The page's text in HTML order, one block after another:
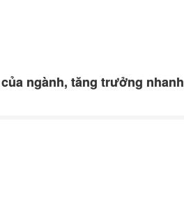
ngành, tăng trưởng nhanh